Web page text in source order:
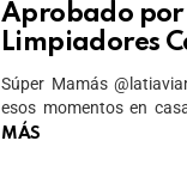
Aprobado por
Limpiadores
Súper Mamás
esos momentos en
MÁS